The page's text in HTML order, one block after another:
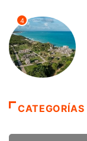
4
CATEGORÍAS